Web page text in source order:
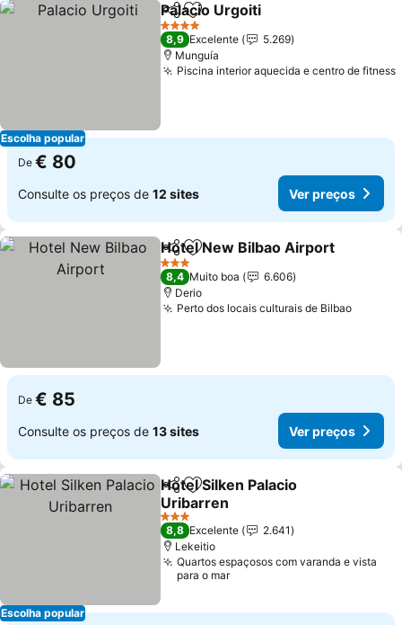
Escolha popular
PartilharAdicionar aos favoritos
Palacio Urgoiti
4 Estrelas
8,9 Excelente
5.269
Munguía
Piscina interior aquecida e centro de fitness
De € 80
Consulte os preços de 12 sites Ver preços
PartilharAdicionar aos favoritos
Hotel New Bilbao Airport
3 Estrelas
8,4 Muito boa
6.606
Derio
Perto dos locais culturais de Bilbao
De € 85
Consulte os preços de 13 sites Ver preços
Escolha popular
PartilharAdicionar aos favoritos
Hotel Silken Palacio
Uribarren
3 Estrelas
8,8 Excelente
2.641
Lekeitio
Quartos espaçosos com varanda e vista
para o mar